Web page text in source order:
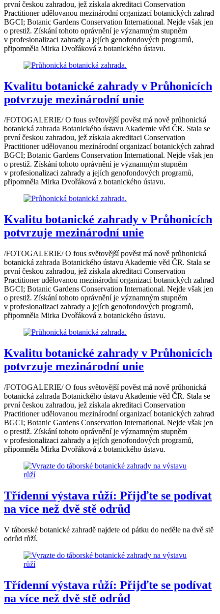
první českou zahradou, jež získala akreditaci Conservation
Practitioner udělovanou mezinárodní organizací botanických zahrad
BGCI; Botanic Gardens Conservation International. Nejde však jen
o prestiž. Získání tohoto oprávnění je významným stupněm
v profesionalizaci zahrady a jejích genofondových programů,
připomněla Mirka Dvořáková z botanického ústavu.
Kvalitu botanické zahrady v Průhonicích
potvrzuje mezinárodní unie
/FOTOGALERIE/ O fous světovější pověst má nově průhonická
botanická zahrada Botanického ústavu Akademie věd ČR. Stala se
první českou zahradou, jež získala akreditaci Conservation
Practitioner udělovanou mezinárodní organizací botanických zahrad
BGCI; Botanic Gardens Conservation International. Nejde však jen
o prestiž. Získání tohoto oprávnění je významným stupněm
v profesionalizaci zahrady a jejích genofondových programů,
připomněla Mirka Dvořáková z botanického ústavu.
Kvalitu botanické zahrady v Průhonicích
potvrzuje mezinárodní unie
/FOTOGALERIE/ O fous světovější pověst má nově průhonická
botanická zahrada Botanického ústavu Akademie věd ČR. Stala se
první českou zahradou, jež získala akreditaci Conservation
Practitioner udělovanou mezinárodní organizací botanických zahrad
BGCI; Botanic Gardens Conservation International. Nejde však jen
o prestiž. Získání tohoto oprávnění je významným stupněm
v profesionalizaci zahrady a jejích genofondových programů,
připomněla Mirka Dvořáková z botanického ústavu.
Kvalitu botanické zahrady v Průhonicích
potvrzuje mezinárodní unie
/FOTOGALERIE/ O fous světovější pověst má nově průhonická
botanická zahrada Botanického ústavu Akademie věd ČR. Stala se
první českou zahradou, jež získala akreditaci Conservation
Practitioner udělovanou mezinárodní organizací botanických zahrad
BGCI; Botanic Gardens Conservation International. Nejde však jen
o prestiž. Získání tohoto oprávnění je významným stupněm
v profesionalizaci zahrady a jejích genofondových programů,
připomněla Mirka Dvořáková z botanického ústavu.
Třídenní výstava růží: Přijďte se podívat
na více než dvě stě odrůd
V táborské botanické zahradě najdete od pátku do neděle na dvě stě
odrůd růží.
Třídenní výstava růží: Přijďte se podívat
na více než dvě stě odrůd